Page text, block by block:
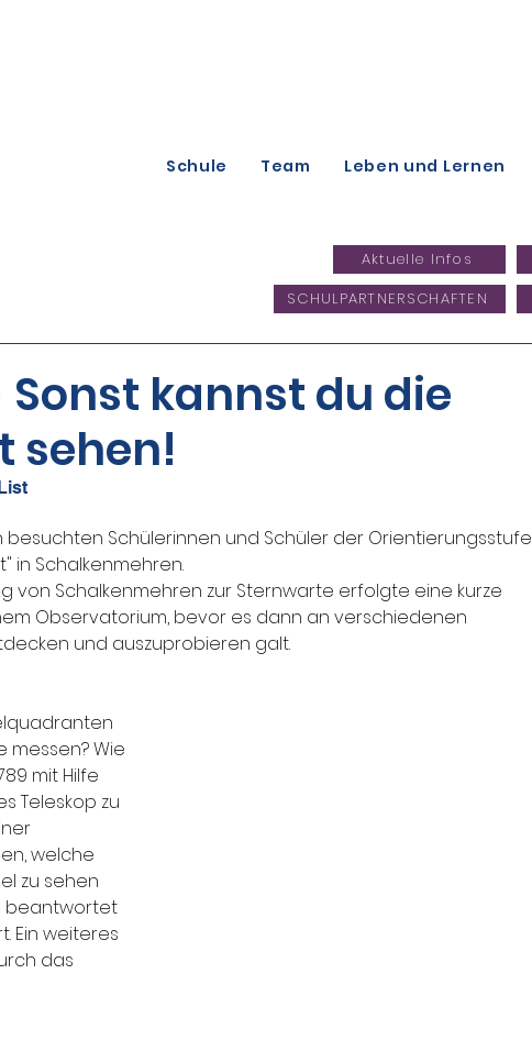
Schule Team Leben und Lernen
Aktuelle Infos
SCHULPARTNERSCHAFTEN
kannst du die
sehen!
Schülerinnen und Schüler der Orientierungsstufe
in Schalkenmehren.
von Schalkenmehren zur Sternwarte erfolgte eine kurze
Observatorium, bevor es dann an verschiedenen
und auszuprobieren galt.
messen? Wie
mit Hilfe
Teleskop zu
welche
zu sehen
beantwortet
Ein weiteres
das